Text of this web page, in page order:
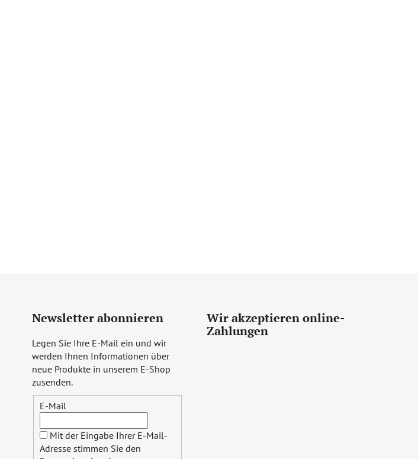
Newsletter abonnieren
Legen Sie Ihre E-Mail ein und wir
werden Ihnen Informationen über
neue Produkte in unserem E-Shop
zusenden.
E-Mail
Mit der Eingabe Ihrer E-Mail-
Adresse stimmen Sie den
Wir akzeptieren online-
Zahlungen